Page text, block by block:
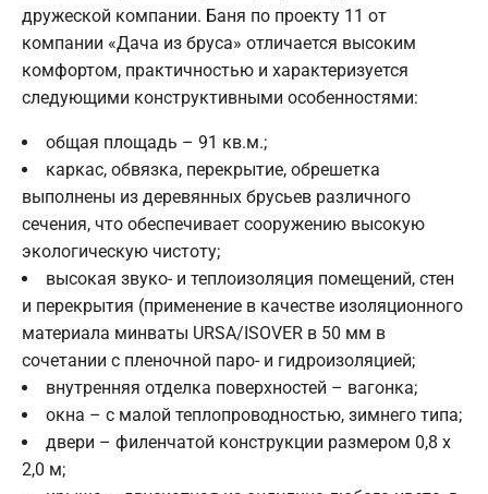
дружеской компании. Баня по проекту 11 от
компании «Дача из бруса» отличается высоким
комфортом, практичностью и характеризуется
следующими конструктивными особенностями:
общая площадь – 91 кв.м.;
каркас, обвязка, перекрытие, обрешетка
выполнены из деревянных брусьев различного
сечения, что обеспечивает сооружению высокую
экологическую чистоту;
высокая звуко- и теплоизоляция помещений, стен
и перекрытия (применение в качестве изоляционного
материала минваты URSA/ISOVER в 50 мм в
сочетании с пленочной паро- и гидроизоляцией;
внутренняя отделка поверхностей – вагонка;
окна – с малой теплопроводностью, зимнего типа;
двери – филенчатой конструкции размером 0,8 х
2,0 м;